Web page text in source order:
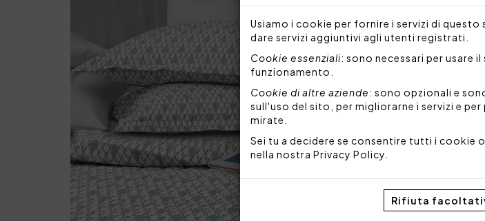
Usiamo i cookie per fornire i servizi di
dare servizi aggiuntivi agli utenti registrati.
Cookie essenziali: sono necessari per usare
funzionamento.
Cookie di altre aziende: sono opzionali e
sull'uso del sito, per migliorarne i servizi e
mirate.
Sei tu a decidere se consentire tutti i cookie
nella nostra Privacy Policy
Rifiuta